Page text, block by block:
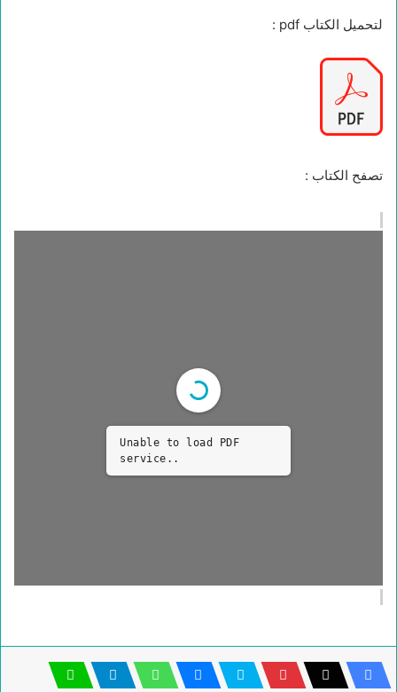
لتحميل الكتاب pdf :
تصفح الكتاب :
Unable to load PDF
service..